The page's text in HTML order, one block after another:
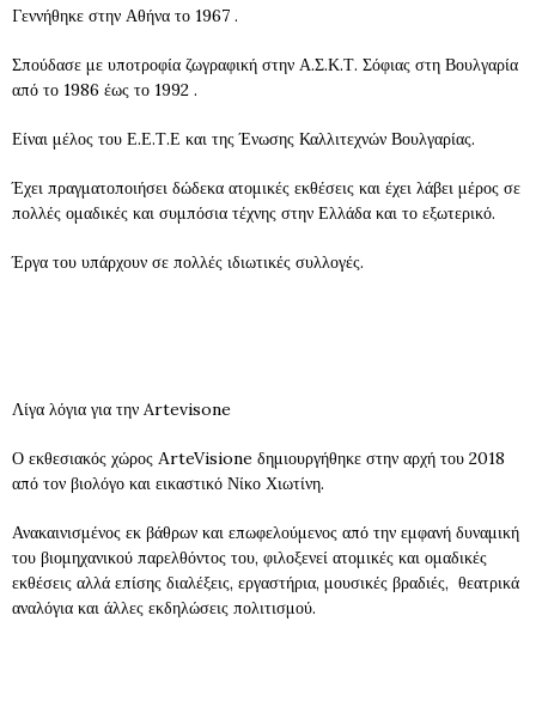
Γεννήθηκε στην Αθήνα το 1967 .
Σπούδασε με υποτροφία ζωγραφική στην Α.Σ.Κ.Τ. Σόφιας στη Βουλγαρία
από το 1986 έως το 1992 .
Είναι μέλος του Ε.Ε.Τ.Ε και της Ένωσης Καλλιτεχνών Βουλγαρίας.
Έχει πραγματοποιήσει δώδεκα ατομικές εκθέσεις και έχει λάβει μέρος σε
πολλές ομαδικές και συμπόσια τέχνης στην Ελλάδα και το εξωτερικό.
Έργα του υπάρχουν σε πολλές ιδιωτικές συλλογές.
Λίγα λόγια για την Artevisone
Ο εκθεσιακός χώρος ΑrteVisione δημιουργήθηκε στην αρχή του 2018
από τον βιολόγο και εικαστικό Νίκο Χιωτίνη.
Ανακαινισμένος εκ βάθρων και επωφελούμενος από την εμφανή δυναμική
του βιομηχανικού παρελθόντος του, φιλοξενεί ατομικές και ομαδικές
εκθέσεις αλλά επίσης διαλέξεις, εργαστήρια, μουσικές βραδιές, θεατρικά
αναλόγια και άλλες εκδηλώσεις πολιτισμού.